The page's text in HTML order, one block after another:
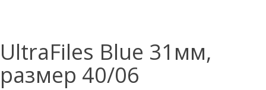
UltraFiles Blue 31мм,
размер 40/06